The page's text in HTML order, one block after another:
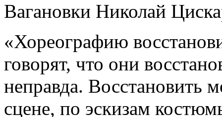
Вагановки Николай
«Хореографию
говорят, что они
неправда. Восстановить
сцене, по эскизам